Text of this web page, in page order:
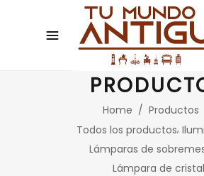
Home / Productos
Todos los productos,
Lámparas de
Lámpara de cristal